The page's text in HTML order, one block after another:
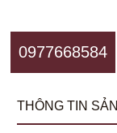
0977668584
THÔNG TIN